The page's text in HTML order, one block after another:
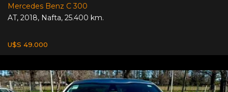
Mercedes Benz C 300
AT, 2018, Nafta, 25.400 km.
U$S 49.000